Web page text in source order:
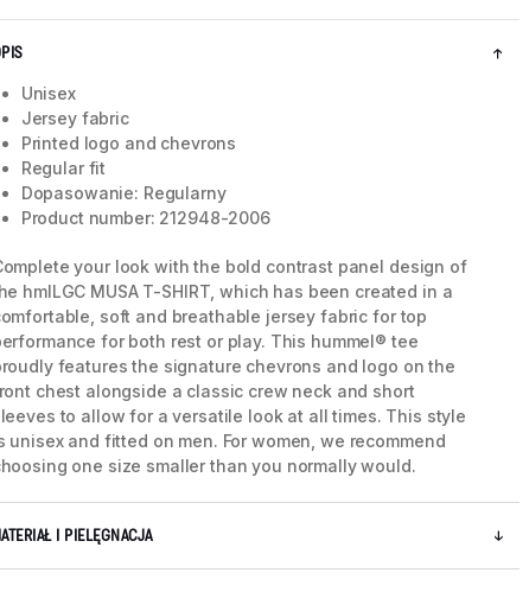
Unisex
Jersey fabric
Printed logo and chevrons
Regular fit
Dopasowanie: Regularny
Product number: 212948-2006
your look with the bold contrast panel design of
hmlLGC MUSA T-SHIRT, which has been created in a
soft and breathable jersey fabric for top
for both rest or play. This hummel® tee
features the signature chevrons and logo on the
chest alongside a classic crew neck and short
to allow for a versatile look at all times. This style
unisex and fitted on men. For women, we recommend
one size smaller than you normally would.
I PIELĘGNACJA